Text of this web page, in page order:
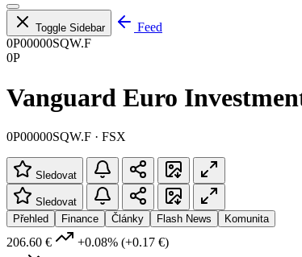
Toggle Sidebar
Feed
0P00000SQW.F
0P
Vanguard Euro
0P00000SQW.F · FSX
Sledovat
Sledovat
Přehled
Finance Články Flash News Komunita
206.60 € +0.08% (+0.17 €)